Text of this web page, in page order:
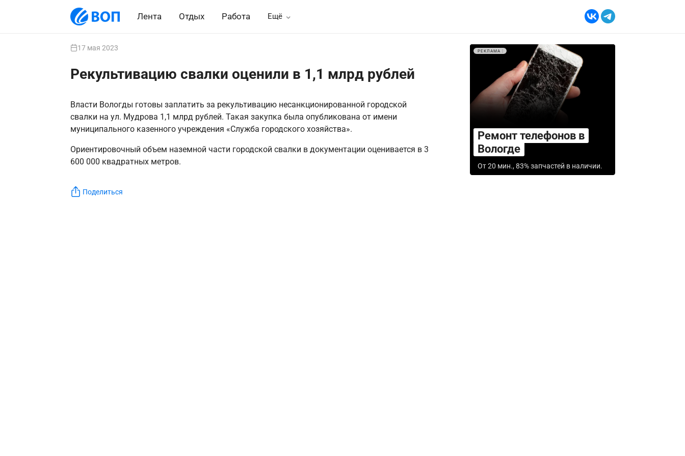
Лента Отдых Работа Ещё
17 мая 2023
Рекультивацию свалки оценили в 1,1 млрд рублей
Власти Вологды готовы заплатить за рекультивацию несанкционированной городской
свалки на ул. Мудрова 1,1 млрд рублей. Такая закупка была опубликована от имени
муниципального казенного учреждения «Служба городского хозяйства».
Ориентировочный объем наземной части городской свалки в документации оценивается в 3
600 000 квадратных метров.
Поделиться
РЕКЛАМА
Ремонт телефонов в
Вологде
От 20 мин., 83% запчастей в наличии.